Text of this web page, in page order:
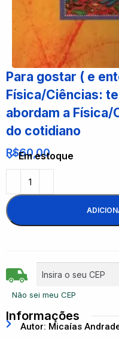
Para gostar ( e
Física/Ciências:
abordam a
do cotidiano
R$60,00
Em estoque
Não sei meu CEP
Informações
Autor: Micaías